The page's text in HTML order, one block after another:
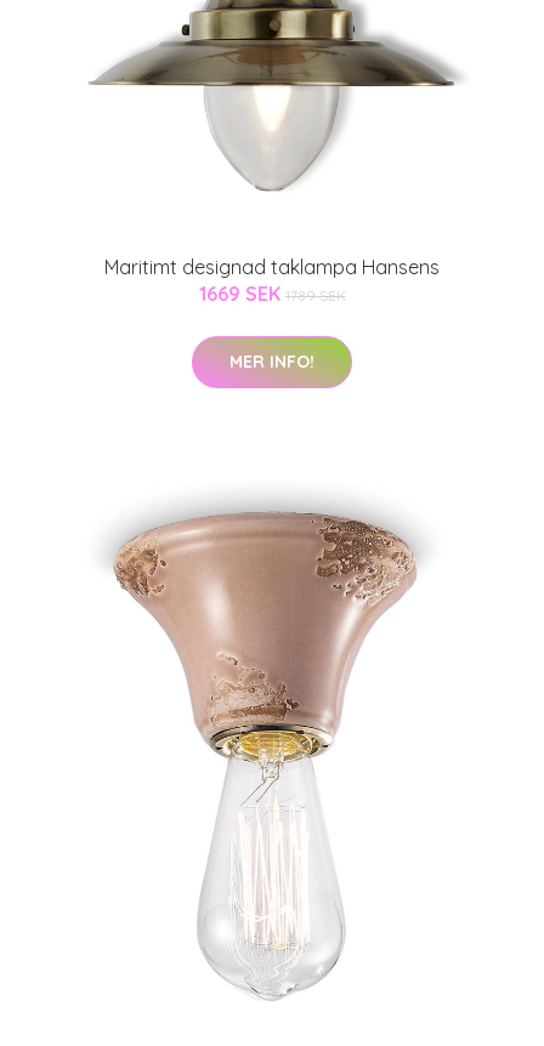
Maritimt designad taklampa Hansens
1669 SEK 1789 SEK
MER INFO!